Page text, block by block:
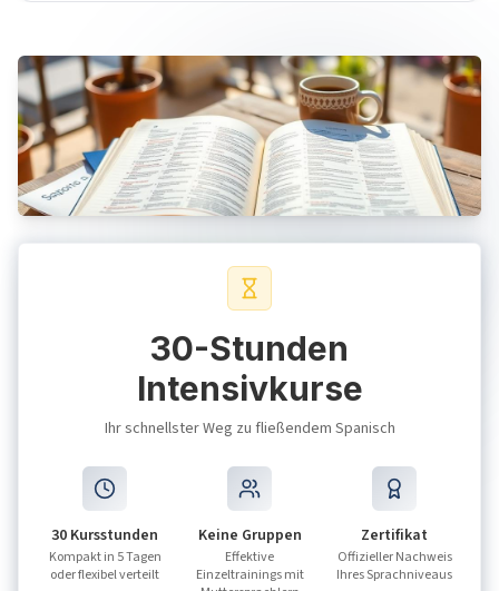
30-Stunden
Intensivkurse
Ihr schnellster Weg zu fließendem Spanisch
30 Kursstunden
Kompakt in 5 Tagen
oder flexibel verteilt
Keine Gruppen
Effektive
Einzeltrainings mit
Zertifikat
Offizieller Nachweis
Ihres Sprachniveaus